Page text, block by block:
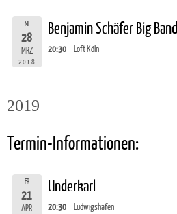
MI
28
MRZ
2018
Benjamin Schäfer Big Band
20:30 Loft Köln
2019
Termin-Informationen:
FR
21
APR
Underkarl
20:30 Ludwigshafen